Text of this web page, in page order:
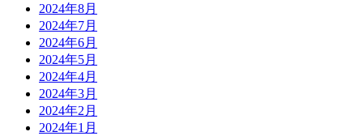
2024年8月
2024年7月
2024年6月
2024年5月
2024年4月
2024年3月
2024年2月
2024年1月